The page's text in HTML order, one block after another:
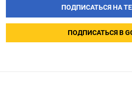
ПОДПИСАТЬСЯ НА
ПОДПИСАТЬСЯ В